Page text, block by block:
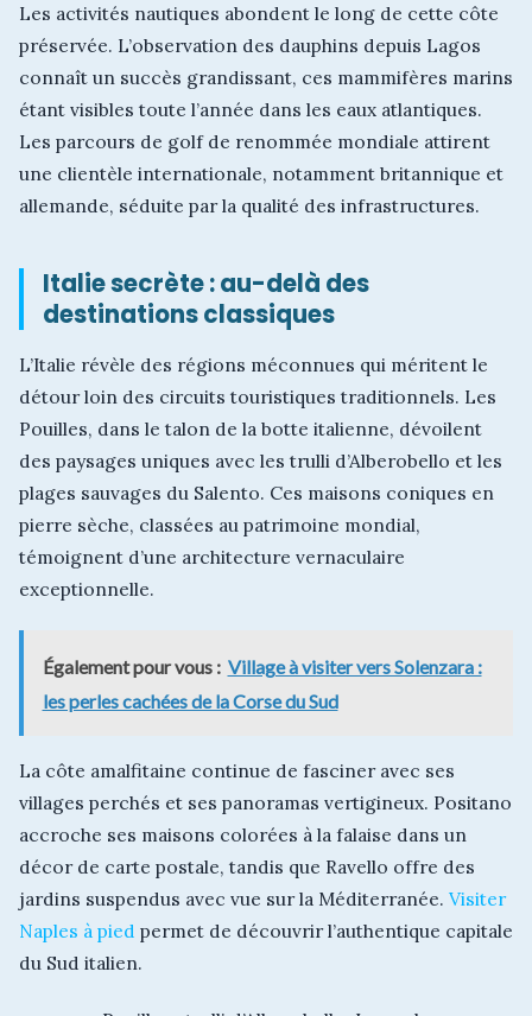
Les activités nautiques abondent le long de cette côte
préservée. L’observation des dauphins depuis Lagos
connaît un succès grandissant, ces mammifères marins
étant visibles toute l’année dans les eaux atlantiques.
Les parcours de golf de renommée mondiale attirent
une clientèle internationale, notamment britannique et
allemande, séduite par la qualité des infrastructures.
Italie secrète : au-delà des
destinations classiques
L’Italie révèle des régions méconnues qui méritent le
détour loin des circuits touristiques traditionnels. Les
Pouilles, dans le talon de la botte italienne, dévoilent
des paysages uniques avec les trulli d’Alberobello et les
plages sauvages du Salento. Ces maisons coniques en
pierre sèche, classées au patrimoine mondial,
témoignent d’une architecture vernaculaire
exceptionnelle.
Également pour vous : Village à visiter vers Solenzara :
les perles cachées de la Corse du Sud
La côte amalfitaine continue de fasciner avec ses
villages perchés et ses panoramas vertigineux. Positano
accroche ses maisons colorées à la falaise dans un
décor de carte postale, tandis que Ravello offre des
jardins suspendus avec vue sur la Méditerranée. Visiter
Naples à pied permet de découvrir l’authentique capitale
du Sud italien.